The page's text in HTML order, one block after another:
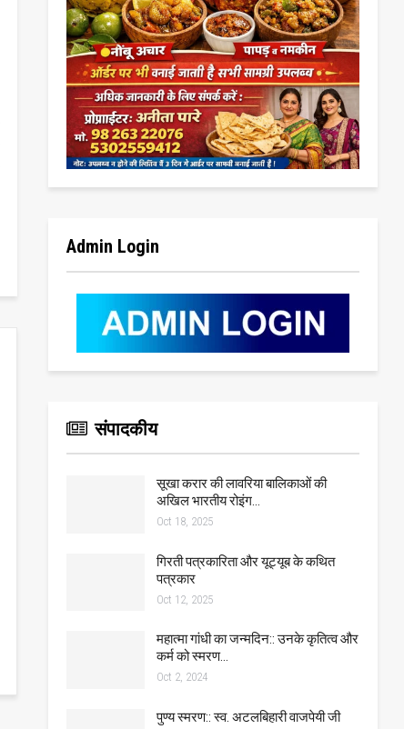
Admin Login
संपादकीय
सूखा करार की लावरिया बालिकाओं की
अखिल भारतीय रोइंग…
Oct 18, 2025
गिरती पत्रकारिता और यूट्यूब के कथित
पत्रकार
Oct 12, 2025
महात्मा गांधी का जन्मदिन:: उनके कृतित्व और
कर्म को स्मरण…
Oct 2, 2024
पुण्य स्मरण:: स्व. अटलबिहारी वाजपेयी जी